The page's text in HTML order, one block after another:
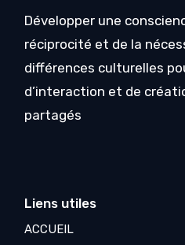
Développer une
réciprocité et de la
différences culturelles
d’interaction et de
partagés
Liens utiles
ACCUEIL